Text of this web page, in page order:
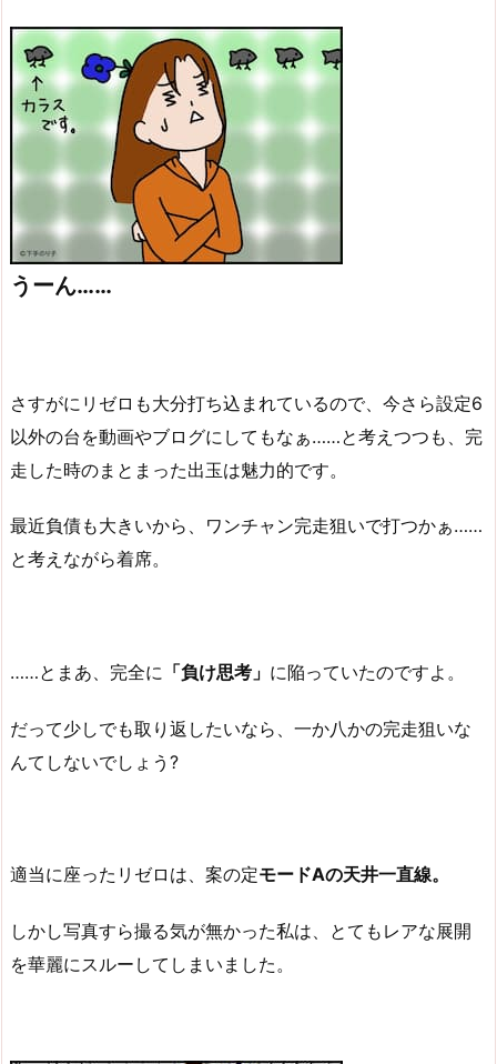
うーん……
さすがにリゼロも大分打ち込まれているので、今さら設定6
以外の台を動画やブログにしてもなぁ……と考えつつも、完
走した時のまとまった出玉は魅力的です。
最近負債も大きいから、ワンチャン完走狙いで打つかぁ……
と考えながら着席。
……とまあ、完全に 「負け思考」 に陥っていたのですよ。
だって少しでも取り返したいなら、一か八かの完走狙いな
んてしないでしょう?
適当に座ったリゼロは、案の定モードAの天井一直線。
しかし写真すら撮る気が無かった私は、とてもレアな展開
を華麗にスルーしてしまいました。